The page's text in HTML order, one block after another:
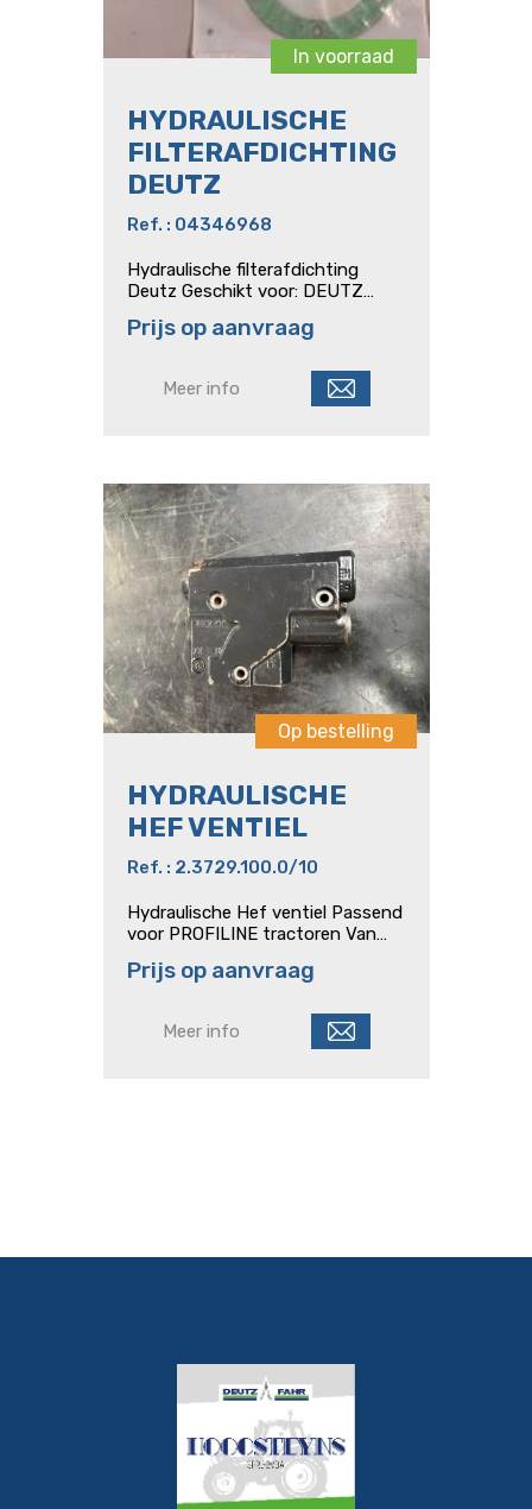
In voorraad
HYDRAULISCHE
FILTERAFDICHTING
DEUTZ
Ref. : 04346968
Hydraulische filterafdichting
Deutz Geschikt voor: DEUTZ
AgroStar DEUTZ FAHR -
AgroXtra DEUTZ FAHR - DX ->
78XX DEUTZ FAHR - DX 4
Prijs op aanvraag
Meer info
Op bestelling
HYDRAULISCHE
HEF VENTIEL
Ref. : 2.3729.100.0/10
Hydraulische Hef ventiel Passend
voor PROFILINE tractoren Van
Agrotron MK2 - New - TTV
Prijs op aanvraag
Meer info